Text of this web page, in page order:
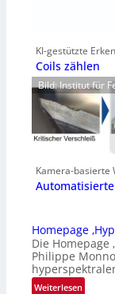
KI-gestützte
Coils zählen
Bild: Institut für
Kamera-basierte
Homepage
Die Homepage
Philippe
Weiterlesen: